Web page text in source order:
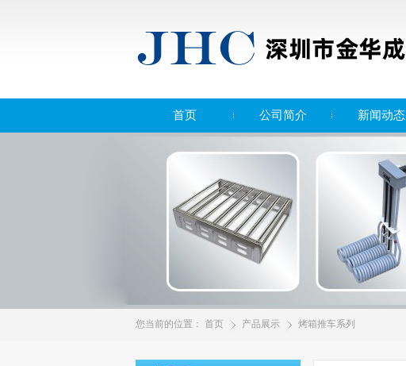
首页 公司简介 新闻动态
您当前的位置： 首页 产品展示 烤箱推车系列